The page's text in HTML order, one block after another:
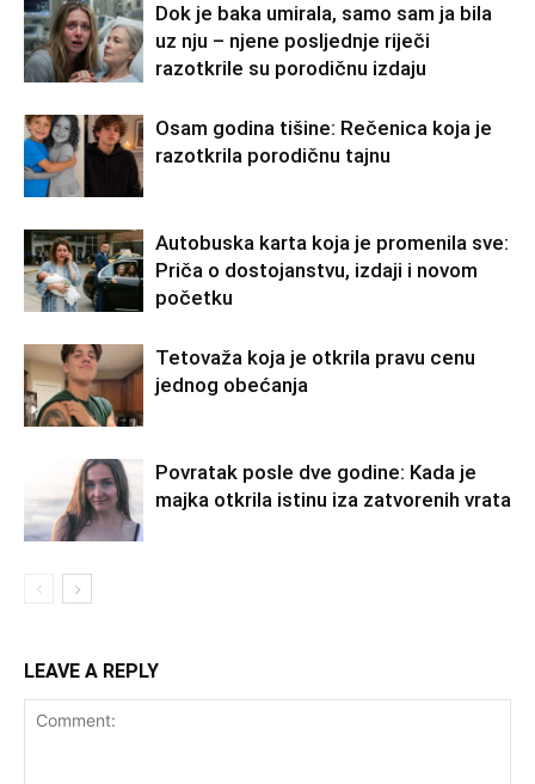
Dok je baka umirala, samo sam ja bila
uz nju – njene posljednje riječi
razotkrile su porodičnu izdaju
Osam godina tišine: Rečenica koja je
razotkrila porodičnu tajnu
Autobuska karta koja je promenila sve:
Priča o dostojanstvu, izdaji i novom
početku
Tetovaža koja je otkrila pravu cenu
jednog obećanja
Povratak posle dve godine: Kada je
majka otkrila istinu iza zatvorenih vrata
LEAVE A REPLY